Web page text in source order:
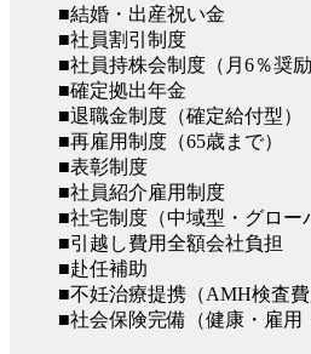
■結婚・出産祝い金
■社員割引制度
■社員持株会制度（月6％奨励
■確定拠出年金
■退職金制度（確定給付型）
■再雇用制度（65歳まで）
■表彰制度
■社員紹介雇用制度
■社宅制度（中域型・グロー
■引越し費用全額会社負担
■赴任補助
■不妊治療提携（AMH検査費
■社会保険完備（健康・雇用